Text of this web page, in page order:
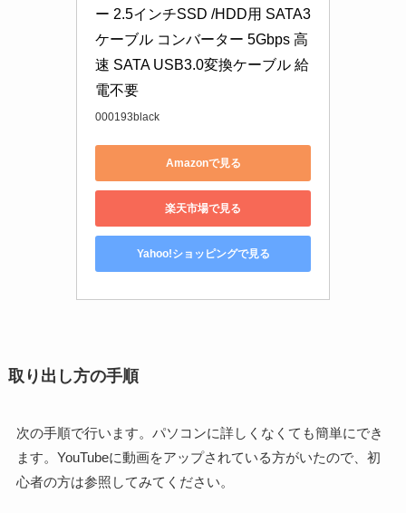
ー 2.5インチSSD /HDD用 SATA3
ケーブル コンバーター 5Gbps 高
速 SATA USB3.0変換ケーブル 給
電不要
000193black
Amazonで見る
楽天市場で見る
Yahoo!ショッピングで見る
取り出し方の手順
次の手順で行います。パソコンに詳しくなくても簡単にでき
ます。YouTubeに動画をアップされている方がいたので、初
心者の方は参照してみてください。